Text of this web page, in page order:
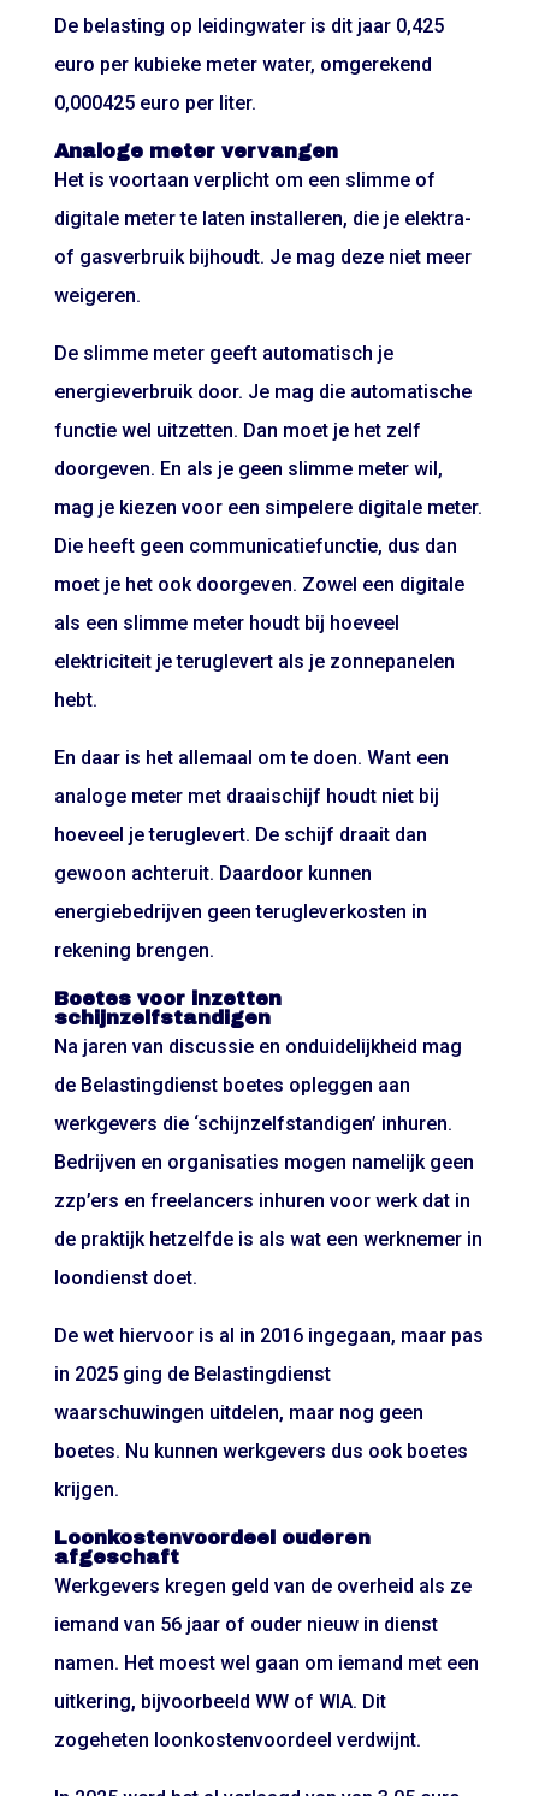
De belasting op leidingwater is dit jaar 0,425
euro per kubieke meter water, omgerekend
0,000425 euro per liter.
Analoge meter vervangen
Het is voortaan verplicht om een slimme of
digitale meter te laten installeren, die je elektra-
of gasverbruik bijhoudt. Je mag deze niet meer
weigeren.
De slimme meter geeft automatisch je
energieverbruik door. Je mag die automatische
functie wel uitzetten. Dan moet je het zelf
doorgeven. En als je geen slimme meter wil,
mag je kiezen voor een simpelere digitale meter.
Die heeft geen communicatiefunctie, dus dan
moet je het ook doorgeven. Zowel een digitale
als een slimme meter houdt bij hoeveel
elektriciteit je teruglevert als je zonnepanelen
hebt.
En daar is het allemaal om te doen. Want een
analoge meter met draaischijf houdt niet bij
hoeveel je teruglevert. De schijf draait dan
gewoon achteruit. Daardoor kunnen
energiebedrijven geen terugleverkosten in
rekening brengen.
Boetes voor inzetten
schijnzelfstandigen
Na jaren van discussie en onduidelijkheid mag
de Belastingdienst boetes opleggen aan
werkgevers die ‘schijnzelfstandigen’ inhuren.
Bedrijven en organisaties mogen namelijk geen
zzp’ers en freelancers inhuren voor werk dat in
de praktijk hetzelfde is als wat een werknemer in
loondienst doet.
De wet hiervoor is al in 2016 ingegaan, maar pas
in 2025 ging de Belastingdienst
waarschuwingen uitdelen, maar nog geen
boetes. Nu kunnen werkgevers dus ook boetes
krijgen.
Loonkostenvoordeel ouderen
afgeschaft
Werkgevers kregen geld van de overheid als ze
iemand van 56 jaar of ouder nieuw in dienst
namen. Het moest wel gaan om iemand met een
uitkering, bijvoorbeeld WW of WIA. Dit
zogeheten loonkostenvoordeel verdwijnt.